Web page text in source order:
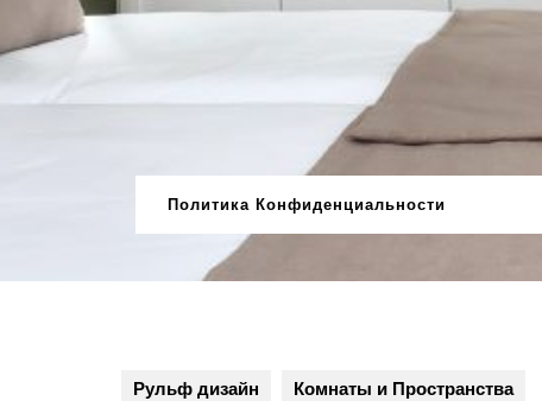
содержимому
Политика Конфиденциальности
Рульф дизайн Комнаты и Пространства